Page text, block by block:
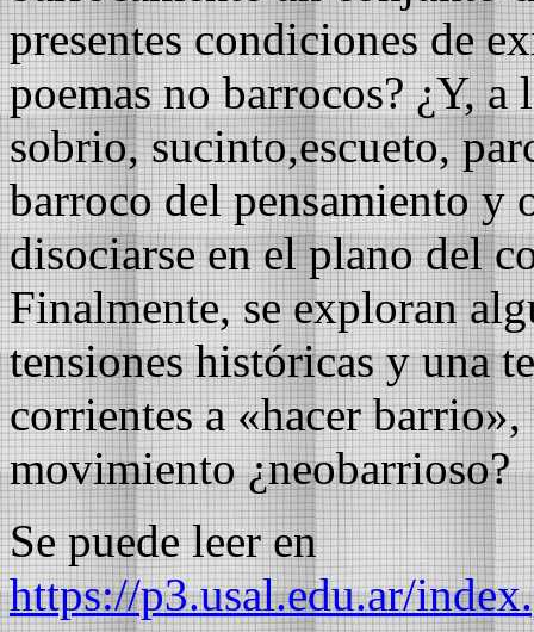
presentes condiciones de
poemas no barrocos? ¿Y,
sobrio, sucinto,escueto,
barroco del pensamiento
disociarse en el plano del
Finalmente, se exploran
tensiones históricas y una
corrientes a «hacer
movimiento ¿neobarrioso?
Se puede leer en
https://p3.usal.edu.ar/